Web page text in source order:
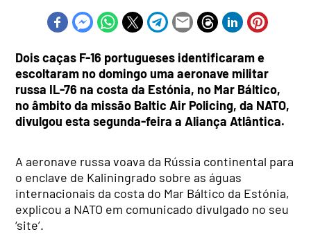
Dois caças F-16 portugueses identificaram e
escoltaram no domingo uma aeronave militar
russa IL-76 na costa da Estónia, no Mar Báltico,
no âmbito da missão Baltic Air Policing, da NATO,
divulgou esta segunda-feira a Aliança Atlântica.
A aeronave russa voava da Rússia continental para
o enclave de Kaliningrado sobre as águas
internacionais da costa do Mar Báltico da Estónia,
explicou a NATO em comunicado divulgado no seu
‘site’.